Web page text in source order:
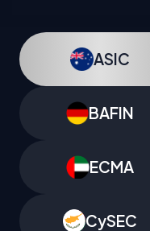
ASIC
BAFIN
ECMA
CySEC